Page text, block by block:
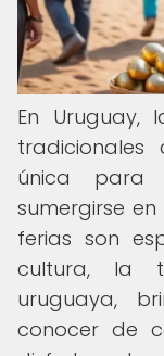
En Uruguay,
tradicionales
única para
sumergirse
ferias son
cultura, la
uruguaya,
conocer de